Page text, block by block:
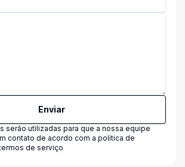
Enviar
serão utilizadas para que a nossa equipe
contato de acordo com a política de
de serviço